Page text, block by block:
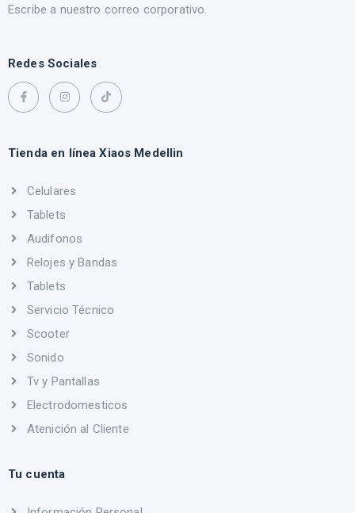
Escribe a nuestro correo corporativo.
Redes Sociales
Tienda en línea Xiaos Medellin
Celulares
Tablets
Audifonos
Relojes y Bandas
Tablets
Servicio Técnico
Scooter
Sonido
Tv y Pantallas
Electrodomesticos
Atenición al Cliente
Tu cuenta